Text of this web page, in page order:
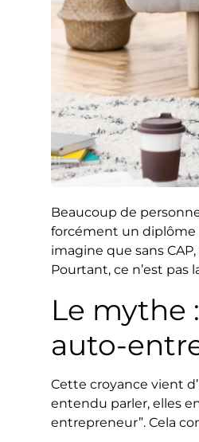
Beaucoup de
forcément un diplôme
imagine que sans
Pourtant, ce n’est pas
Le mythe
auto-
Cette croyance vient
entendu parler, elles
entrepreneur”. Cela